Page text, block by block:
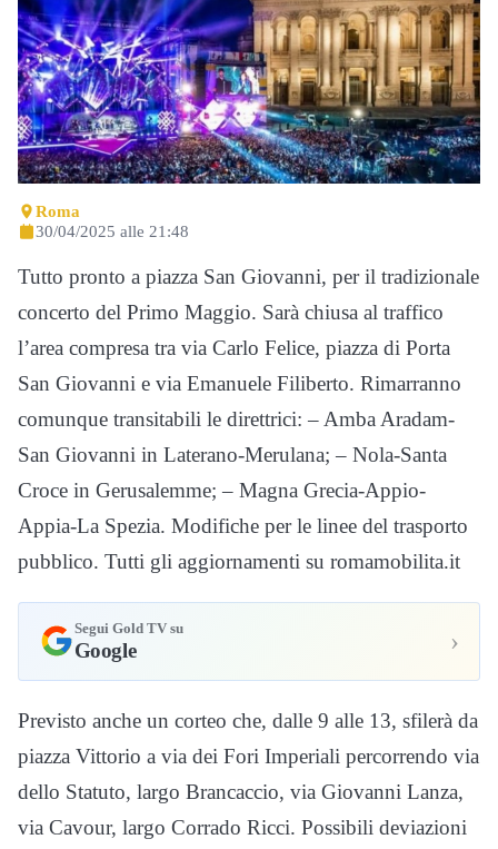
Roma
30/04/2025 alle 21:48
Tutto pronto a piazza San Giovanni, per il tradizionale
concerto del Primo Maggio. Sarà chiusa al traffico
l’area compresa tra via Carlo Felice, piazza di Porta
San Giovanni e via Emanuele Filiberto. Rimarranno
comunque transitabili le direttrici: – Amba Aradam-
San Giovanni in Laterano-Merulana; – Nola-Santa
Croce in Gerusalemme; – Magna Grecia-Appio-
Appia-La Spezia. Modifiche per le linee del trasporto
pubblico. Tutti gli aggiornamenti su romamobilita.it
Segui Gold TV su
Google ›
Previsto anche un corteo che, dalle 9 alle 13, sfilerà da
piazza Vittorio a via dei Fori Imperiali percorrendo via
dello Statuto, largo Brancaccio, via Giovanni Lanza,
via Cavour, largo Corrado Ricci. Possibili deviazioni